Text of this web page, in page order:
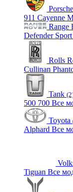
Porsche
911 Cayenne
Range
Defender Sport
Rolls
Cullinan
Tank
500 700 Все
Toyota
Alphard Все
Tiguan Все